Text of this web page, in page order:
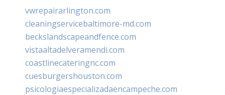
vwrepairarlington.com
cleaningservicebaltimore-md.com
beckslandscapeandfence.com
vistaaltadelveramendi.com
coastlinecateringnc.com
cuesburgershouston.com
psicologiaespecializadaencampeche.com